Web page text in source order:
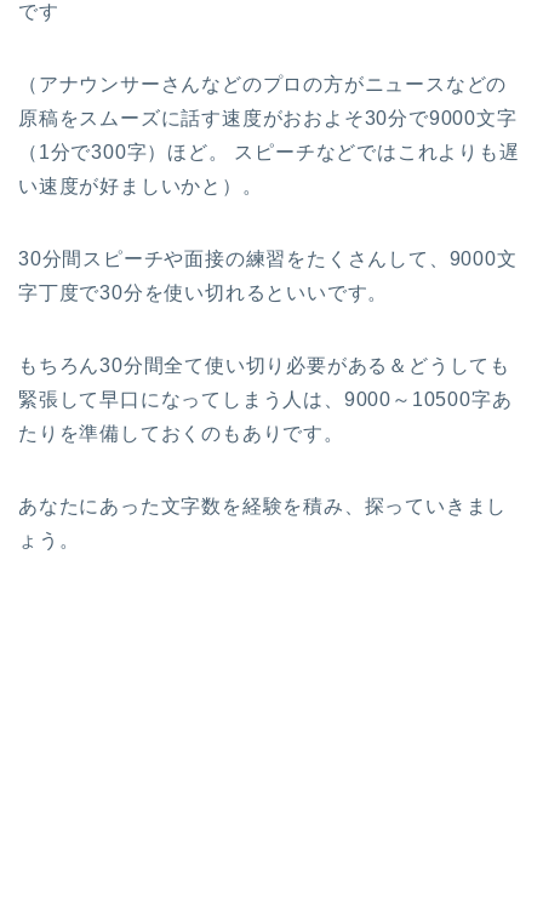
です
（アナウンサーさんなどのプロの方がニュースなどの
原稿をスムーズに話す速度がおおよそ30分で9000文字
（1分で300字）ほど。 スピーチなどではこれよりも遅
い速度が好ましいかと）。
30分間スピーチや面接の練習をたくさんして、9000文
字丁度で30分を使い切れるといいです。
もちろん30分間全て使い切り必要がある＆どうしても
緊張して早口になってしまう人は、9000～10500字あ
たりを準備しておくのもありです。
あなたにあった文字数を経験を積み、探っていきまし
ょう。